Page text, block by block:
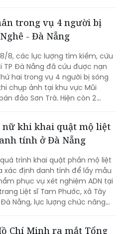
trong vụ 4 người bị
- Đà Nẵng
8, các lực lượng tìm kiếm, cứu
TP Đà Nẵng đã cứu được nạn
hai trong vụ 4 người bị sóng
chụp ảnh tại khu vực Mũi
đảo Sơn Trà. Hiện còn 2
nữ khi khai quật mộ liệt
tính ở Đà Nẵng
trình khai quật phần mộ liệt
xác định danh tính để lấy mẫu
phục vụ xét nghiệm ADN tại
Liệt sĩ Tam Phước, xã Tây
Đà Nẵng, lực lượng chức năng
Chí Minh ra mắt Tổng